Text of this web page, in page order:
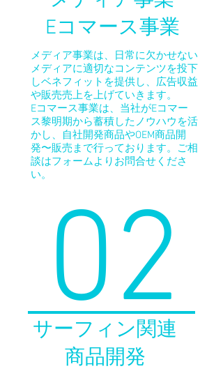
​Eコマース事業
メディア事業は、日常に欠かせない
メディアに適切なコンテンツを投下
しベネフィットを提供し、広告収益
や販売売上を上げていきます。
Eコマース事業は、当社がEコマー
ス黎明期から蓄積したノウハウを活
かし、自社開発商品やOEM商品開
発〜販売まで行っております。ご相
談はフォームよりお問合せくださ
い。
02
サーフィン関連
商品開発